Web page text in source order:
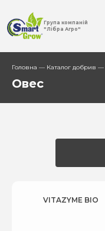
Група компаній
"Лібра Агро"
Головна — Каталог добрив —
Овес
VITAZYME BIO